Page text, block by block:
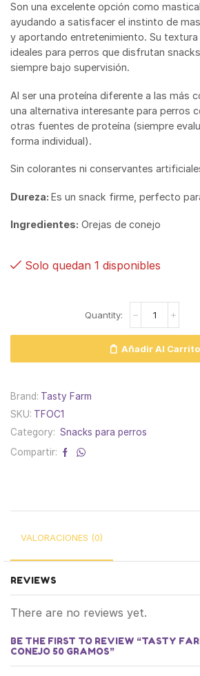
Son una excelente opción como
ayudando a satisfacer el instinto de
y aportando entretenimiento. Su
ideales para perros que disfrutan
siempre bajo supervisión.
Al ser una proteína diferente a las más
una alternativa interesante para perros
otras fuentes de proteína (siempre
forma individual).
Sin colorantes ni conservantes
Dureza: Es un snack firme, perfecto
Ingredientes: Orejas de conejo
Solo quedan 1 disponibles
Añadir Al Carrito
Brand: Tasty Farm
SKU: TFOC1
Category: Snacks para perros
Compartir:
VALORACIONES (0)
REVIEWS
There are no reviews yet.
BE THE FIRST TO REVIEW “TASTY
CONEJO 50 GRAMOS”